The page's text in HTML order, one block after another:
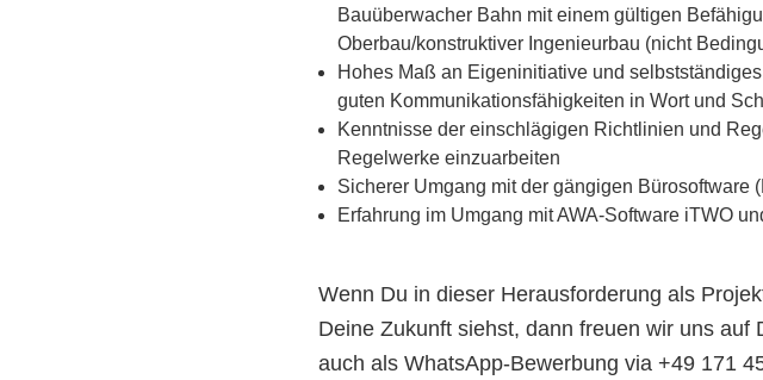
Bauüberwacher Bahn mit einem gültigen
Oberbau/konstruktiver Ingenieurbau (nicht
Hohes Maß an Eigeninitiative und
guten Kommunikationsfähigkeiten in Wort und
Kenntnisse der einschlägigen Richtlinien und
Regelwerke einzuarbeiten
Sicherer Umgang mit der gängigen Bürosoftware
Erfahrung im Umgang mit AWA-Software iTWO
Wenn Du in dieser Herausforderung als
Deine Zukunft siehst, dann freuen wir uns
auch als WhatsApp-Bewerbung via +49 171